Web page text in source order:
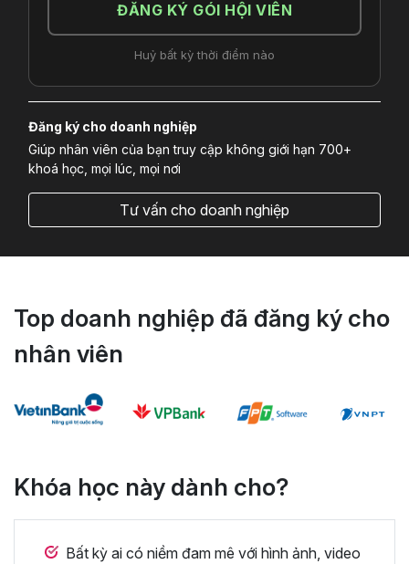
ĐĂNG KÝ GÓI HỘI VIÊN
Huỷ bất kỳ thời điểm nào
Đăng ký cho doanh nghiệp
Giúp nhân viên của bạn truy cập không giới hạn 700+
khoá học, mọi lúc, mọi nơi
Tư vấn cho doanh nghiệp
Top doanh nghiệp đã đăng ký cho
nhân viên
Khóa học này dành cho?
Bất kỳ ai có niềm đam mê với hình ảnh, video